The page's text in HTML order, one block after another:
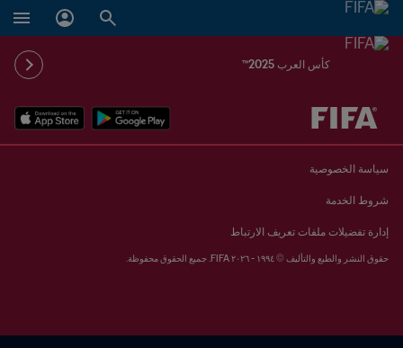
كأس العرب 2025™
يُحدَّد لاحقاً ضد يُحدَّد لاحقاً
سياسة الخصوصية
شروط الخدمة
إدارة تفضيلات ملفات تعريف الارتباط
حقوق النشر والطبع والتأليف © ١٩٩٤ - ٢٠٢٦ FIFA. جميع الحقوق محفوظة.